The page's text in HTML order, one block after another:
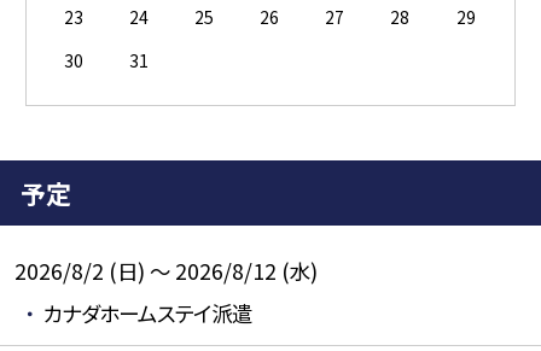
23
24 25 26 27 28
29
30
31
予定
2026/8/2 (日) ～ 2026/8/12 (水)
カナダホームステイ派遣